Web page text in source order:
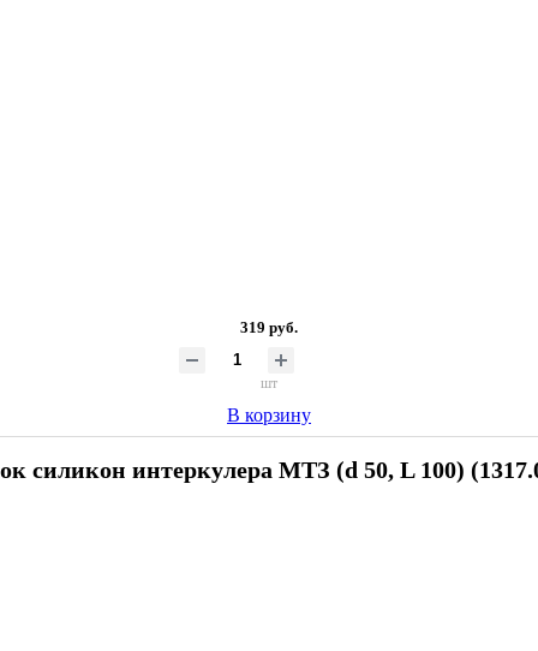
319 руб.
шт
В корзину
силикон интеркулера МТЗ (d 50, L 100)